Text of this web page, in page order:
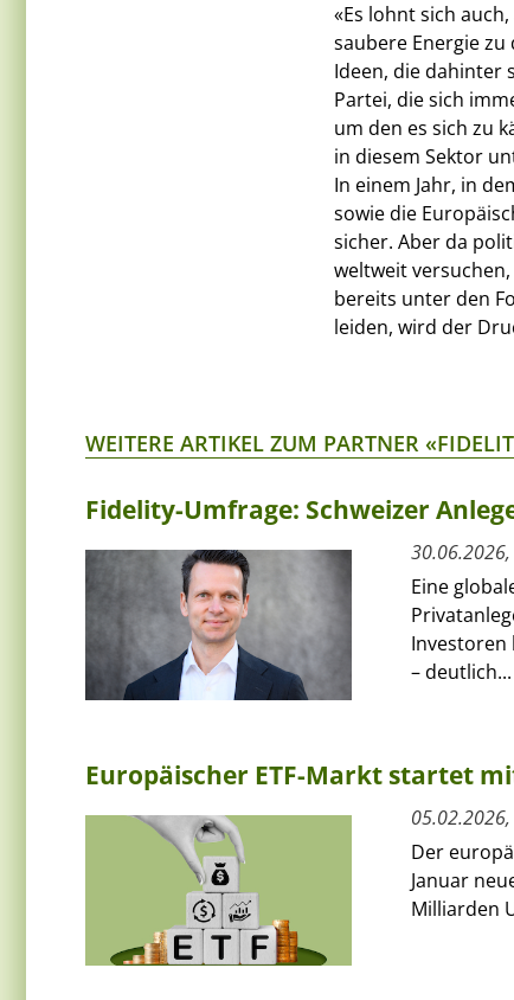
«Es lohnt sich
saubere Energie
Ideen, die dahinter
Partei, die sich
um den es sich zu
in diesem Sektor
In einem Jahr, in
sowie die
sicher. Aber da
weltweit
bereits unter den
leiden, wird der
WEITERE ARTIKEL ZUM PARTNER
Fidelity-Umfrage: Schweizer
Eine
Investoren
– deutlich...
Europäischer ETF-Markt startet
Der
Januar
Milliarden